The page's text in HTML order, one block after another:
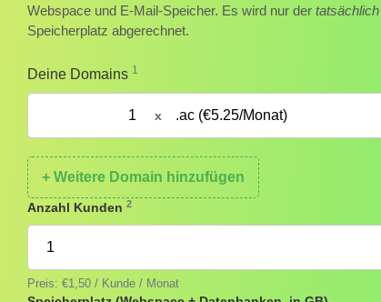
Webspace und E-Mail-Speicher. Es wird nur der
Speicherplatz abgerechnet.
Deine Domains 1
x
+ Weitere Domain hinzufügen
Anzahl Kunden 2
Preis: €1,50 / Kunde / Monat